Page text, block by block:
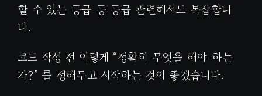
할 수 있는 등급 등 등급 관련해서도 복잡합니
다.
코드 작성 전 이렇게 “정확히 무엇을 해야 하는
가?” 를 정해두고 시작하는 것이 좋겠습니다.